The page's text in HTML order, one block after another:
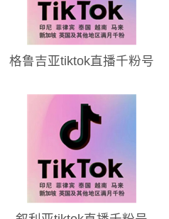
格鲁吉亚tiktok直播千粉号